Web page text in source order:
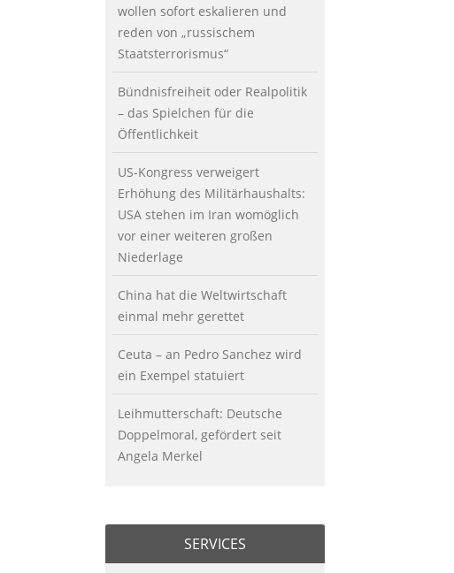
wollen sofort eskalieren und
reden von „russischem
Staatsterrorismus“
Bündnisfreiheit oder Realpolitik
– das Spielchen für die
Öffentlichkeit
US-Kongress verweigert
Erhöhung des Militärhaushalts:
USA stehen im Iran womöglich
vor einer weiteren großen
Niederlage
China hat die Weltwirtschaft
einmal mehr gerettet
Ceuta – an Pedro Sanchez wird
ein Exempel statuiert
Leihmutterschaft: Deutsche
Doppelmoral, gefördert seit
Angela Merkel
SERVICES